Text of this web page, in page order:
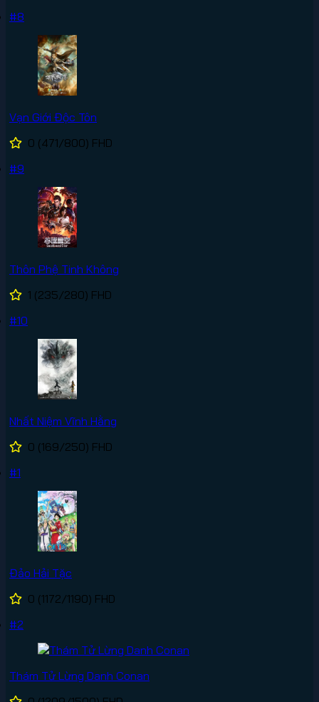
#8
Vạn Giới Độc Tôn
0 (471/800) FHD
#9
Thôn Phệ Tinh Không
1 (235/280) FHD
#10
Nhất Niệm Vĩnh Hằng
0 (169/250) FHD
#1
Đảo Hải Tặc
0 (1172/1190) FHD
#2
Thám Tử Lừng Danh Conan